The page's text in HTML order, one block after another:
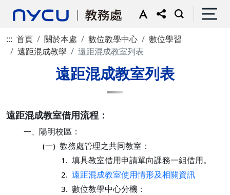
::: 首頁 關於本處 數位教學中心
數位學習
遠距混成教學
遠距混成教室列表
遠距混成教室列表
遠距混成教室借用流程：
一、 陽明校區：
(一) 教務處管理之共同教室：
1. 填具教室借用申請單向課務一組借用。
2. 遠距混成教室使用情形及相關資訊
3. 數位教學中心分機：